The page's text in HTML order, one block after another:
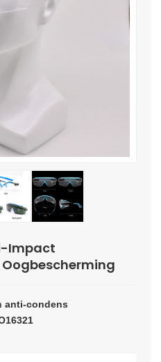
Impact
anti-condens